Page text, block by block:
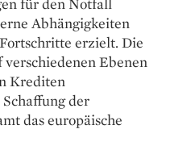
für den Notfall
Abhängigkeiten
erzielt. Die
Ebenen
Krediten
der
das europäische